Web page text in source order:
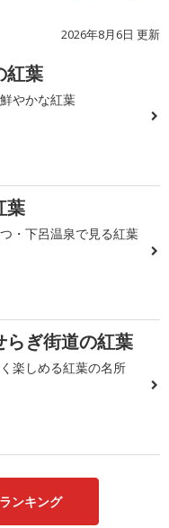
2026年8月6日 更新
紅葉
やかな紅葉
葉
・下呂温泉で見る紅葉
らぎ街道の紅葉
楽しめる紅葉の名所
ンキング